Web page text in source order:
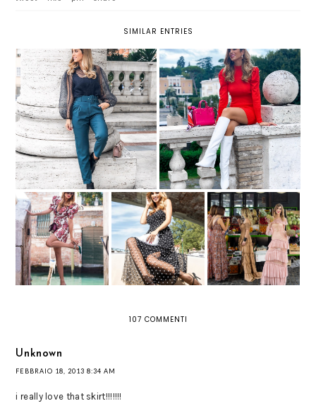
SIMILAR ENTRIES
PANTALONI: DUE MODELLI DA
NON PERDERE QUEST'INVERNO
3 LOOK PER AFFRONTARE
L'AUTUNNO CON STILE GRAZIE
A LILY LULU
AROUND VENICE
A VENEZIA CON UN
ABITO ROMANTICO
E UNA BORSA DI
PIUME
TREND ESTATE
2019: MAXI DRESS
A BALZE
107 COMMENTI
Unknown
FEBBRAIO 18, 2013 8:34 AM
i really love that skirt!!!!!!!